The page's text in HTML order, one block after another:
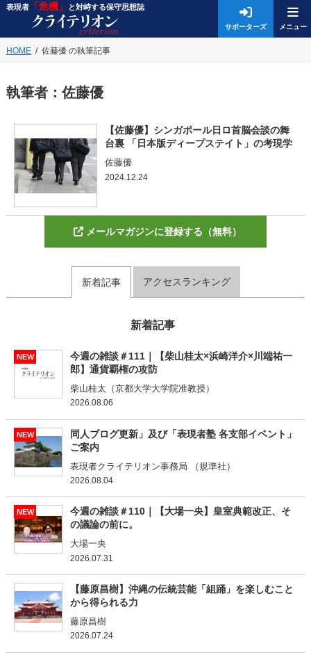
表現者「危機」 と対峙する保守思想誌
サポーターズ
HOME 佐藤優 の執筆記事
執筆者： 佐藤優
【佐藤優】シンガポール日ロ首脳会談の舞
台裏 「日本版ディープステイト」の考現学
佐藤優
2024.12.24
メールマガジンに登録する（無料）
新着記事 アクセスランキング
新着記事
NEW
今週の雑談＃111｜【柴山桂太×浜崎洋介×川端祐一
郎】通貨覇権の攻防
柴山桂太（京都大学大学院准教授）
2026.08.06
NEW
同人ブログ更新」及び「表現者塾 各支部イベント」
ご案内
表現者クライテリオン事務局 （規準社）
2026.08.04
NEW
今週の雑談＃110｜【大場一央】皇室典範改正、そ
の議論の前に。
大場一央
2026.07.31
【藤原昌樹】沖縄の伝統芸能「組踊」を楽しむこと
から得られる力
藤原昌樹
2026.07.24